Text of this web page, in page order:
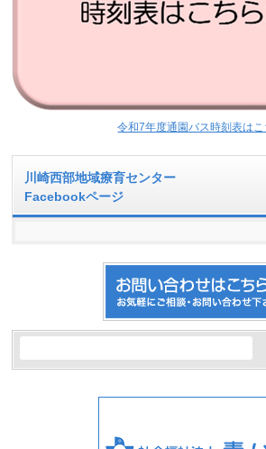
令和7年度通園バス時刻表はこ
川崎西部地域療育センター
Facebookページ